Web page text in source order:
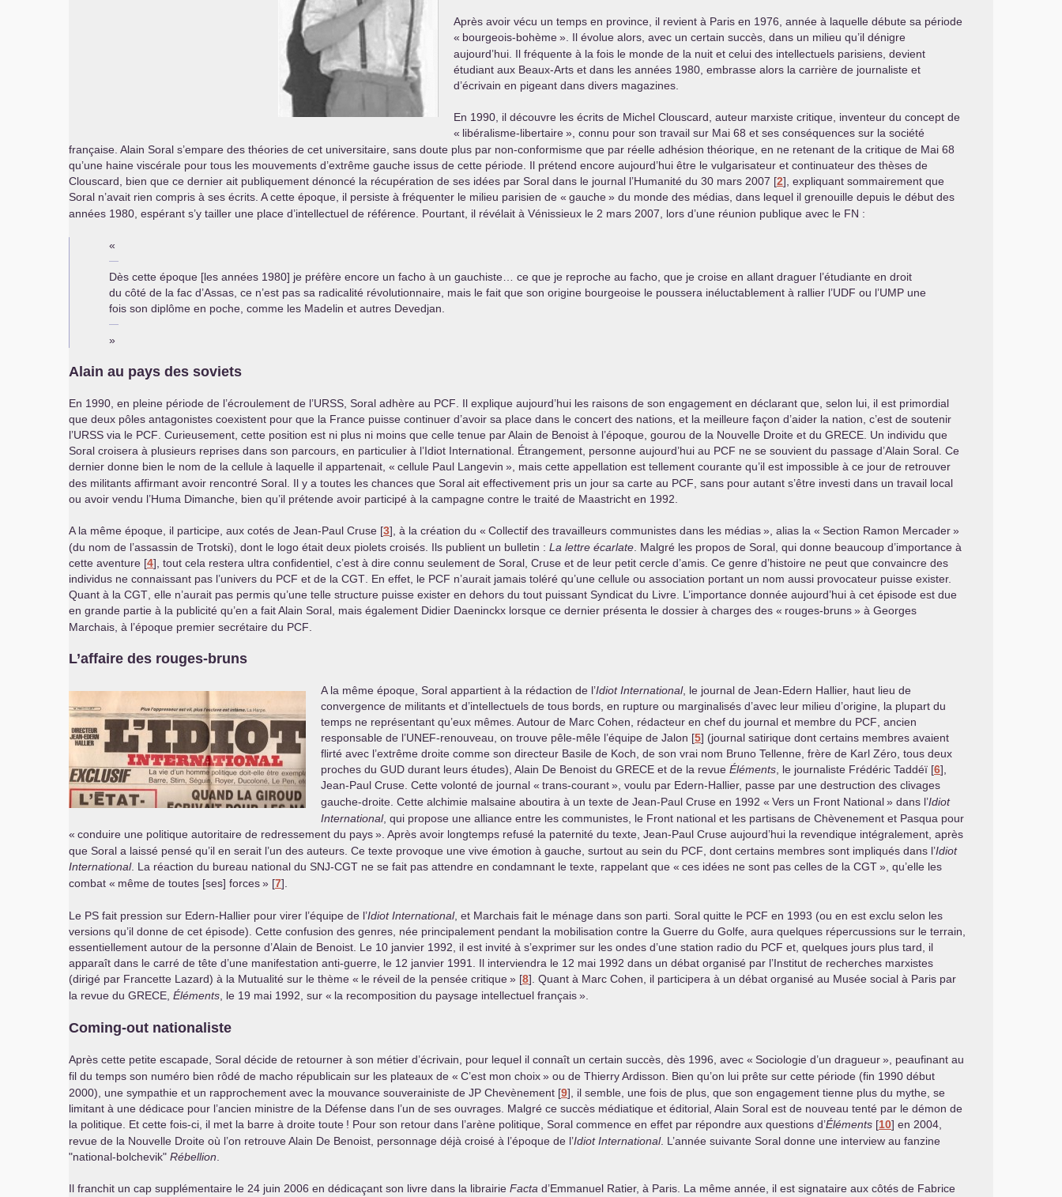
Après avoir vécu un temps en province, il revient à Paris en 1976, année à laquelle débute sa période
« bourgeois-bohème». Il évolue alors, avec un certain succès, dans un milieu qu’il dénigre
aujourd’hui. Il fréquente à la fois le monde de la nuit et celui des intellectuels parisiens, devient
étudiant aux Beaux-Arts et dans les années 1980, embrasse alors la carrière de journaliste et
d’écrivain en pigeant dans divers magazines.
En 1990, il découvre les écrits de Michel Clouscard, auteur marxiste critique, inventeur du concept de
« libéralisme-libertaire», connu pour son travail sur Mai 68 et ses conséquences sur la société
française. Alain Soral s’empare des théories de cet universitaire, sans doute plus par non-conformisme que par réelle adhésion théorique, en ne retenant de la critique de Mai 68
qu’une haine viscérale pour tous les mouvements d’extrême gauche issus de cette période. Il prétend encore aujourd’hui être le vulgarisateur et continuateur des thèses de
Clouscard, bien que ce dernier ait publiquement dénoncé la récupération de ses idées par Soral dans le journal l’Humanité du 30 mars 2007 [2] , expliquant sommairement que
Soral n’avait rien compris à ses écrits. A cette époque, il persiste à fréquenter le milieu parisien de « gauche» du monde des médias, dans lequel il grenouille depuis le début des
années 1980, espérant s’y tailler une place d’intellectuel de référence. Pourtant, il révélait à Vénissieux le 2 mars 2007, lors d’une réunion publique avec le FN :
«
Dès cette époque [les années 1980] je préfère encore un facho à un gauchiste… ce que je reproche au facho, que je croise en allant draguer l’étudiante en droit
du côté de la fac d’Assas, ce n’est pas sa radicalité révolutionnaire, mais le fait que son origine bourgeoise le poussera inéluctablement à rallier l’UDF ou l’UMP une
fois son diplôme en poche, comme les Madelin et autres Devedjan.
»
Alain au pays des soviets
En 1990, en pleine période de l’écroulement de l’URSS , Soral adhère au PCF . Il explique aujourd’hui les raisons de son engagement en déclarant que, selon lui, il est primordial
que deux pôles antagonistes coexistent pour que la France puisse continuer d’avoir sa place dans le concert des nations, et la meilleure façon d’aider la nation, c’est de soutenir
l’URSS via le PCF . Curieusement, cette position est ni plus ni moins que celle tenue par Alain de Benoist à l’époque, gourou de la Nouvelle Droite et du GRECE . Un individu que
Soral croisera à plusieurs reprises dans son parcours, en particulier à l’Idiot International. Étrangement, personne aujourd’hui au PCF ne se souvient du passage d’Alain Soral. Ce
dernier donne bien le nom de la cellule à laquelle il appartenait, « cellule Paul Langevin », mais cette appellation est tellement courante qu’il est impossible à ce jour de retrouver
des militants affirmant avoir rencontré Soral. Il y a toutes les chances que Soral ait effectivement pris un jour sa carte au PCF , sans pour autant s’être investi dans un travail local
ou avoir vendu l’Huma Dimanche, bien qu’il prétende avoir participé à la campagne contre le traité de Maastricht en 1992.
A la même époque, il participe, aux cotés de Jean-Paul Cruse [3] , à la création du « Collectif des travailleurs communistes dans les médias», alias la « Section Ramon Mercader»
(du nom de l’assassin de Trotski), dont le logo était deux piolets croisés. Ils publient un bulletin : La lettre écarlate . Malgré les propos de Soral, qui donne beaucoup d’importance à
cette aventure [4] , tout cela restera ultra confidentiel, c’est à dire connu seulement de Soral, Cruse et de leur petit cercle d’amis. Ce genre d’histoire ne peut que convaincre des
individus ne connaissant pas l’univers du PCF et de la CGT . En effet, le PCF n’aurait jamais toléré qu’une cellule ou association portant un nom aussi provocateur puisse exister.
Quant à la CGT , elle n’aurait pas permis qu’une telle structure puisse exister en dehors du tout puissant Syndicat du Livre. L’importance donnée aujourd’hui à cet épisode est due
en grande partie à la publicité qu’en a fait Alain Soral, mais également Didier Daeninckx lorsque ce dernier présenta le dossier à charges des « rouges-bruns» à Georges
Marchais, à l’époque premier secrétaire du PCF
L’affaire des rouges-bruns
A la même époque, Soral appartient à la rédaction de l’Idiot International, le journal de Jean-Edern Hallier, haut lieu de
convergence de militants et d’intellectuels de tous bords, en rupture ou marginalisés d’avec leur milieu d’origine, la plupart du
temps ne représentant qu’eux mêmes. Autour de Marc Cohen, rédacteur en chef du journal et membre du PCF , ancien
responsable de l’UNEF-renouveau, on trouve pêle-mêle l’équipe de Jalon [5] (journal satirique dont certains membres avaient
flirté avec l’extrême droite comme son directeur Basile de Koch, de son vrai nom Bruno Tellenne, frère de Karl Zéro, tous deux
proches du GUD durant leurs études), Alain De Benoist du GRECE et de la revue Éléments , le journaliste Frédéric Taddéï [6]
Jean-Paul Cruse. Cette volonté de journal « trans-courant», voulu par Edern-Hallier, passe par une destruction des clivages
gauche-droite. Cette alchimie malsaine aboutira à un texte de Jean-Paul Cruse en 1992 « Vers un Front National» dans l’Idiot
International, qui propose une alliance entre les communistes, le Front national et les partisans de Chèvenement et Pasqua pour
« conduire une politique autoritaire de redressement du pays». Après avoir longtemps refusé la paternité du texte, Jean-Paul Cruse aujourd’hui la revendique intégralement, après
que Soral a laissé pensé qu’il en serait l’un des auteurs. Ce texte provoque une vive émotion à gauche, surtout au sein du PCF , dont certains membres sont impliqués dans l’Idiot
International. La réaction du bureau national du SNJ-CGT ne se fait pas attendre en condamnant le texte, rappelant que « ces idées ne sont pas celles de la CGT», qu’elle les
combat « même de toutes [ses] forces» [7]
Le PS fait pression sur Edern-Hallier pour virer l’équipe de l’Idiot International, et Marchais fait le ménage dans son parti. Soral quitte le PCF en 1993 (ou en est exclu selon les
versions qu’il donne de cet épisode). Cette confusion des genres, née principalement pendant la mobilisation contre la Guerre du Golfe, aura quelques répercussions sur le terrain,
essentiellement autour de la personne d’Alain de Benoist. Le 10 janvier 1992, il est invité à s’exprimer sur les ondes d’une station radio du PCF et, quelques jours plus tard, il
apparaît dans le carré de tête d’une manifestation anti-guerre, le 12 janvier 1991. Il interviendra le 12 mai 1992 dans un débat organisé par l’Institut de recherches marxistes
(dirigé par Francette Lazard) à la Mutualité sur le thème « le réveil de la pensée critique» [8] . Quant à Marc Cohen, il participera à un débat organisé au Musée social à Paris par
la revue du GRECE Éléments , le 19 mai 1992, sur « la recomposition du paysage intellectuel français».
Coming-out nationaliste
Après cette petite escapade, Soral décide de retourner à son métier d’écrivain, pour lequel il connaît un certain succès, dès 1996, avec « Sociologie d’un dragueur», peaufinant au
fil du temps son numéro bien rôdé de macho républicain sur les plateaux de « C’est mon choix» ou de Thierry Ardisson. Bien qu’on lui prête sur cette période (fin 1990 début
2000), une sympathie et un rapprochement avec la mouvance souverainiste de JP Chevènement [9] , il semble, une fois de plus, que son engagement tienne plus du mythe, se
limitant à une dédicace pour l’ancien ministre de la Défense dans l’un de ses ouvrages. Malgré ce succès médiatique et éditorial, Alain Soral est de nouveau tenté par le démon de
la politique. Et cette fois-ci, il met la barre à droite toute ! Pour son retour dans l’arène politique, Soral commence en effet par répondre aux questions d’Éléments [10] en 2004,
revue de la Nouvelle Droite où l’on retrouve Alain De Benoist, personnage déjà croisé à l’époque de l’Idiot International. L’année suivante Soral donne une interview au fanzine
"national-bolchevik" Rébellion
Il franchit un cap supplémentaire le 24 juin 2006 en dédicaçant son livre dans la librairie Facta d’Emmanuel Ratier, à Paris. La même année, il est signataire aux côtés de Fabrice